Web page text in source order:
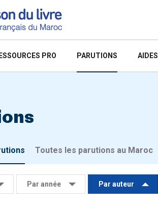
PRO PARUTIONS AIDES
Toutes les parutions au Maroc
Par année Par auteur